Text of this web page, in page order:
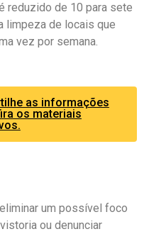
reduzido de 10 para sete
limpeza de locais que
vez por semana.
as informações
os materiais
um possível foco
ou denunciar